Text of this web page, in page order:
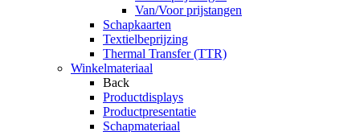
Van/Voor prijstangen
Schapkaarten
Textielbeprijzing
Thermal Transfer (TTR)
Winkelmateriaal
Back
Productdisplays
Productpresentatie
Schapmateriaal